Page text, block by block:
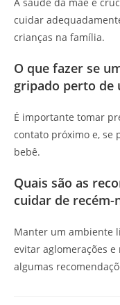
cuidar
crianças na família.
O que fazer se
gripado perto de
É importante tomar
contato próximo e, se
bebê.
Quais são as
cuidar de recém-
Manter um ambiente
evitar aglomerações
algumas